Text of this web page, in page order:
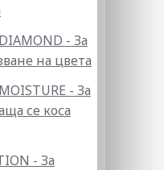
- За
на цвета
- За
се коса
- За